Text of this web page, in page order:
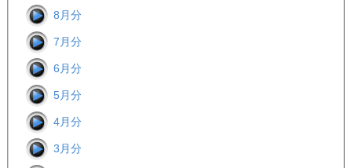
8月分
7月分
6月分
5月分
4月分
3月分